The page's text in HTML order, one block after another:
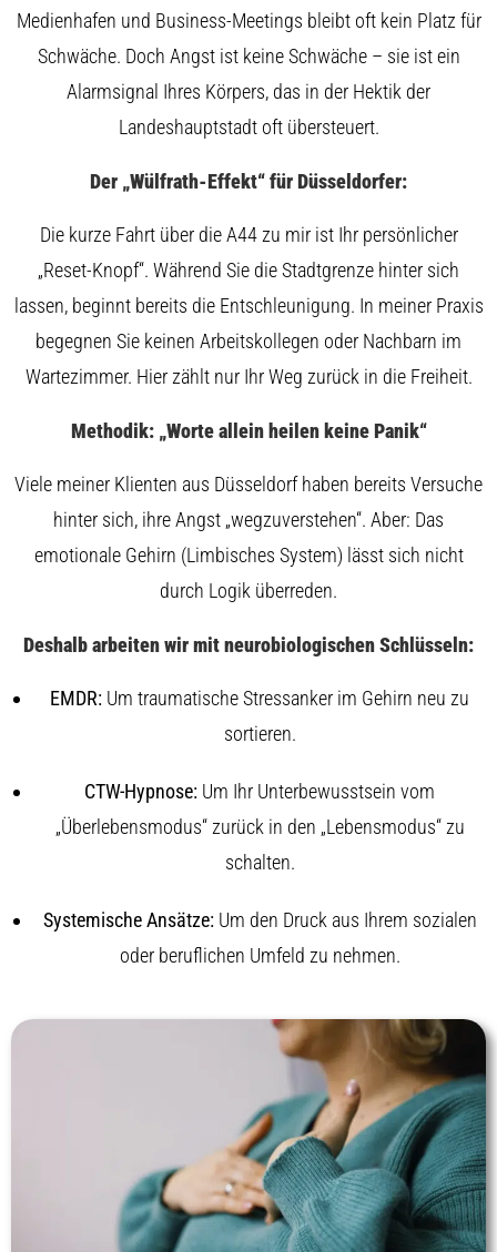
Medienhafen und Business-Meetings bleibt oft kein Platz für
Schwäche. Doch Angst ist keine Schwäche – sie ist ein
Alarmsignal Ihres Körpers, das in der Hektik der
Landeshauptstadt oft übersteuert.
Der „Wülfrath-Effekt“ für Düsseldorfer:
Die kurze Fahrt über die A44 zu mir ist Ihr persönlicher
„Reset-Knopf“. Während Sie die Stadtgrenze hinter sich
lassen, beginnt bereits die Entschleunigung. In meiner Praxis
begegnen Sie keinen Arbeitskollegen oder Nachbarn im
Wartezimmer. Hier zählt nur Ihr Weg zurück in die Freiheit.
Methodik: „Worte allein heilen keine Panik“
Viele meiner Klienten aus Düsseldorf haben bereits Versuche
hinter sich, ihre Angst „wegzuverstehen“. Aber: Das
emotionale Gehirn (Limbisches System) lässt sich nicht
durch Logik überreden.
Deshalb arbeiten wir mit neurobiologischen Schlüsseln:
EMDR: Um traumatische Stressanker im Gehirn neu zu
sortieren.
CTW-Hypnose: Um Ihr Unterbewusstsein vom
„Überlebensmodus“ zurück in den „Lebensmodus“ zu
schalten.
Systemische Ansätze:Um den Druck aus Ihrem sozialen
oder beruflichen Umfeld zu nehmen.